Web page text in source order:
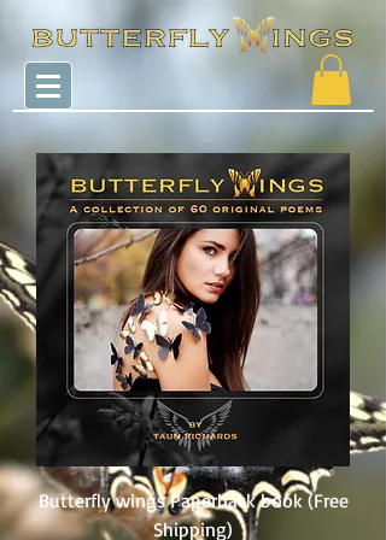
Butterfly wings Paperback book (Free
Shipping)